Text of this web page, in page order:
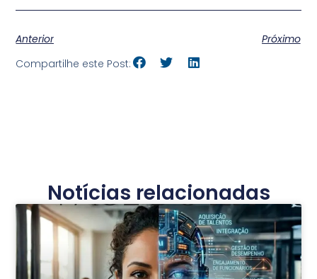
Anterior
Próximo
Compartilhe este Post:
Notícias relacionadas